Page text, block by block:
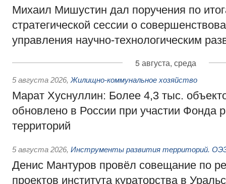
Михаил Мишустин дал поручения по
стратегической сессии о
управления научно-технологическим
5 августа, среда
5 августа 2026, Жилищно-коммунальное хозяйство
Марат Хуснуллин: Более 4,3 тыс.
обновлено в России при участии Фонда
территорий
5 августа 2026, Инструменты развития территорий.
Денис Мантуров провёл совещание по
проектов института кураторства в